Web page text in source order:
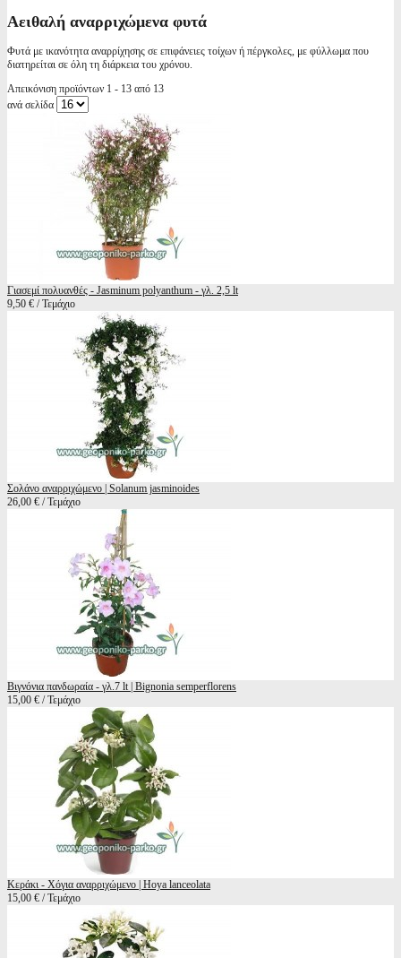
Αειθαλή αναρριχώμενα φυτά
Φυτά με ικανότητα αναρρίχησης σε επιφάνειες τοίχων ή πέργκολες, με φύλλωμα που
διατηρείται σε όλη τη διάρκεια του χρόνου.
Απεικόνιση προϊόντων 1 - 13 από 13
ανά σελίδα
Γιασεμί πολυανθές - Jasminum polyanthum - γλ. 2,5 lt
9,50 € / Τεμάχιο
Σολάνο αναρριχώμενο | Solanum jasminoides
26,00 € / Τεμάχιο
Βιγνόνια πανδωραία - γλ.7 lt | Bignonia semperflorens
15,00 € / Τεμάχιο
Κεράκι - Χόγια αναρριχώμενο | Hoya lanceolata
15,00 € / Τεμάχιο